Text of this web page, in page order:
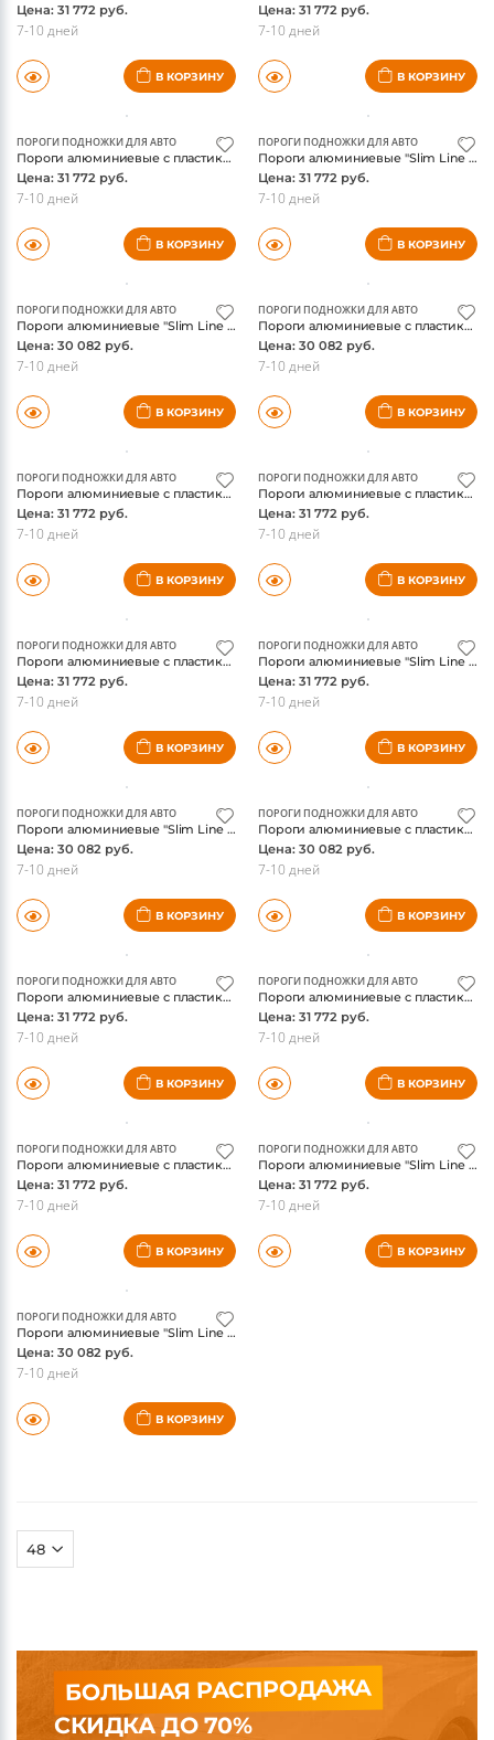
Цена: 31 772 руб.
7-10 дней
В КОРЗИНУ
Цена: 31 772 руб.
7-10 дней
В КОРЗИНУ
ПОРОГИ ПОДНОЖКИ ДЛЯ АВТО
Пороги алюминиевые с пластиковой накладкой (карбон серебро) 1720 мм AUDIQ315-01SL
Цена: 31 772 руб.
7-10 дней
В КОРЗИНУ
ПОРОГИ ПОДНОЖКИ ДЛЯ АВТО
Пороги алюминиевые "Slim Line Black" 1720 мм AUDIQ315-02B
Цена: 31 772 руб.
7-10 дней
В КОРЗИНУ
ПОРОГИ ПОДНОЖКИ ДЛЯ АВТО
Пороги алюминиевые "Slim Line Silver" 1720 мм AUDIQ315-02S
Цена: 30 082 руб.
7-10 дней
В КОРЗИНУ
ПОРОГИ ПОДНОЖКИ ДЛЯ АВТО
Пороги алюминиевые с пластиковой накладкой (1820 из 2-х мест) AUDIQ513-01AL
Цена: 30 082 руб.
7-10 дней
В КОРЗИНУ
ПОРОГИ ПОДНОЖКИ ДЛЯ АВТО
Пороги алюминиевые с пластиковой накладкой (карбон черные) 1820 мм AUDIQ513-01BL
Цена: 31 772 руб.
7-10 дней
В КОРЗИНУ
ПОРОГИ ПОДНОЖКИ ДЛЯ АВТО
Пороги алюминиевые с пластиковой накладкой (карбон серые) 1820 мм AUDIQ513-01GR
Цена: 31 772 руб.
7-10 дней
В КОРЗИНУ
ПОРОГИ ПОДНОЖКИ ДЛЯ АВТО
Пороги алюминиевые с пластиковой накладкой (карбон серебро) 1820 мм AUDIQ513-01SL
Цена: 31 772 руб.
7-10 дней
В КОРЗИНУ
ПОРОГИ ПОДНОЖКИ ДЛЯ АВТО
Пороги алюминиевые "Slim Line Black" 1820 мм AUDIQ513-15B
Цена: 31 772 руб.
7-10 дней
В КОРЗИНУ
ПОРОГИ ПОДНОЖКИ ДЛЯ АВТО
Пороги алюминиевые "Slim Line Silver" 1820 мм AUDIQ513-15S
Цена: 30 082 руб.
7-10 дней
В КОРЗИНУ
ПОРОГИ ПОДНОЖКИ ДЛЯ АВТО
Пороги алюминиевые с пластиковой накладкой 1820 мм AUDIQ517-20AL
Цена: 30 082 руб.
7-10 дней
В КОРЗИНУ
ПОРОГИ ПОДНОЖКИ ДЛЯ АВТО
Пороги алюминиевые с пластиковой накладкой (карбон черные) 1820 мм AUDIQ517-20BL
Цена: 31 772 руб.
7-10 дней
В КОРЗИНУ
ПОРОГИ ПОДНОЖКИ ДЛЯ АВТО
Пороги алюминиевые с пластиковой накладкой (карбон серые) 1820 мм AUDIQ517-20GR
Цена: 31 772 руб.
7-10 дней
В КОРЗИНУ
ПОРОГИ ПОДНОЖКИ ДЛЯ АВТО
Пороги алюминиевые с пластиковой накладкой (карбон серебро) 1820 мм AUDIQ517-20SL
Цена: 31 772 руб.
7-10 дней
В КОРЗИНУ
ПОРОГИ ПОДНОЖКИ ДЛЯ АВТО
Пороги алюминиевые "Slim Line Black" 1820 мм AUDIQ517-21B
Цена: 31 772 руб.
7-10 дней
В КОРЗИНУ
ПОРОГИ ПОДНОЖКИ ДЛЯ АВТО
Пороги алюминиевые "Slim Line Silver" 1820 мм AUDIQ517-21S
Цена: 30 082 руб.
7-10 дней
В КОРЗИНУ
БОЛЬШАЯ РАСПРОДАЖА
СКИДКА ДО 70%